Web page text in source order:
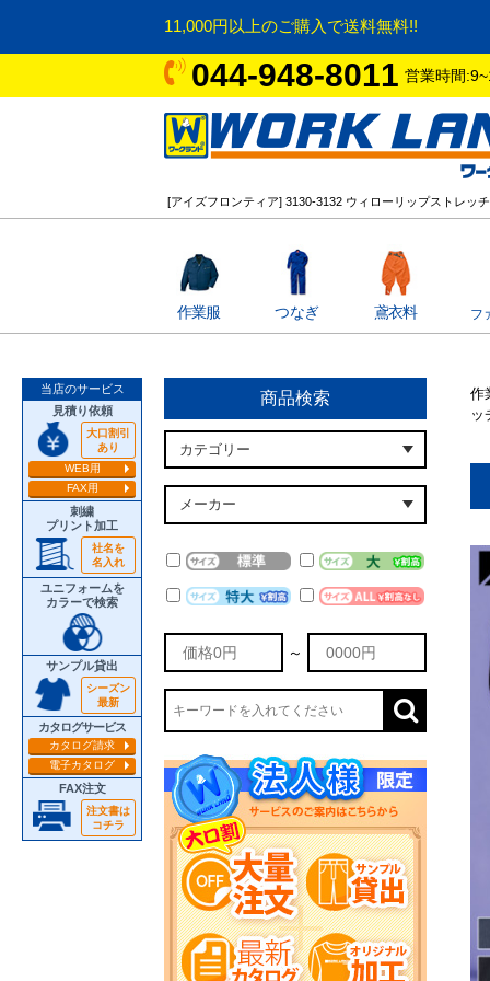
11,000円以上のご購入で送料無料!!
044-948-8011 営業時間
[アイズフロンティア] 3130-3132 ウィローリップストレッ
作業服 つなぎ 鳶衣料 フ
当店のサービス
見積り依頼
大口割引
あり
WEB用
FAX用
刺繍
プリント加工
社名を
名入れ
ユニフォームを
カラーで検索
サンプル貸出
シーズン
最新
カタログサービス
カタログ請求
電子カタログ
FAX注文
注文書は
コチラ
商品検索
～
作
ッ